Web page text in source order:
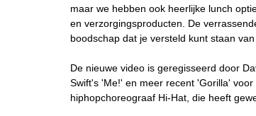
maar we hebben ook heerlijke lunch
en verzorgingsproducten. De
boodschap dat je versteld kunt staan
De nieuwe video is geregisseerd door
Swift's 'Me!' en meer recent 'Gorilla'
hiphopchoreograaf Hi-Hat, die heeft